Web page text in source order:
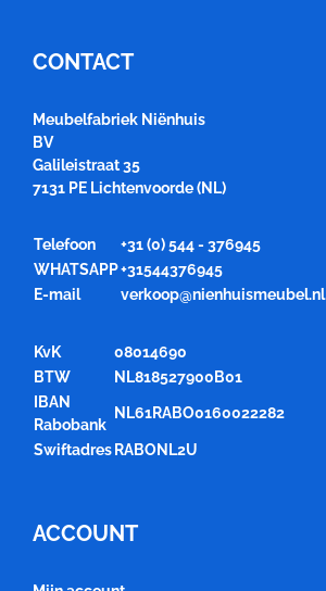
CONTACT
Meubelfabriek Niënhuis
BV
Galileistraat 35
7131 PE Lichtenvoorde (NL)
Telefoon
+31 (0) 544 - 376945
WHATSAPP+31544376945
E-mail
verkoop@nienhuismeubel.nl
KvK
08014690
BTW
NL818527900B01
IBAN
Rabobank
NL61RABO0160022282
Swiftadres RABONL2U
ACCOUNT